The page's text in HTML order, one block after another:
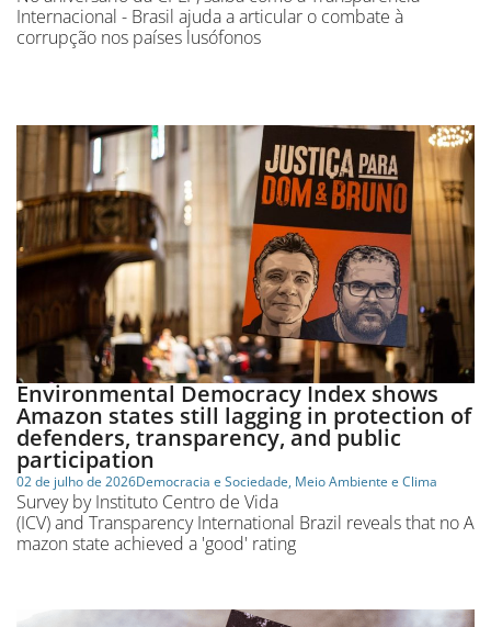
Internacional - Brasil ajuda a articular o combate à
corrupção nos países lusófonos
Environmental Democracy Index shows
Amazon states still lagging in protection of
defenders, transparency, and public
participation
02 de julho de 2026Democracia e Sociedade, Meio Ambiente e Clima
Survey by Instituto Centro de Vida
(ICV) and Transparency International Brazil reveals that no A
mazon state achieved a 'good' rating